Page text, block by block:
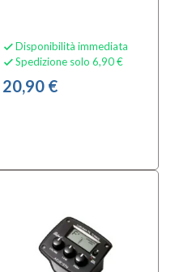
 Disponibilità immediata
 Spedizione solo 6,90 €
20,90 €